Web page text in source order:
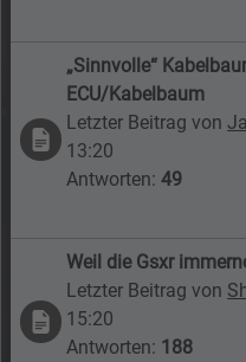
„Sinnvolle“
ECU/Kabelbaum
Letzter Beitrag von
13:20
Antworten:49
Weil die Gsxr
Letzter Beitrag von
15:20
Antworten: 188